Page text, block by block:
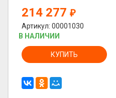
214 277 ₽
Артикул: 00001030
В НАЛИЧИИ
КУПИТЬ